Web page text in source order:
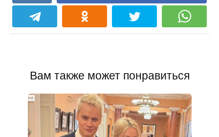
Вам также может понравиться